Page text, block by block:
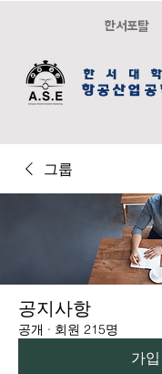
한서포탈
한 서 대
항공산업공
그룹
공지사항
공개 · 회원 215명
가입